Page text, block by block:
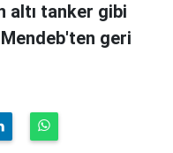
altı tanker gibi
geri